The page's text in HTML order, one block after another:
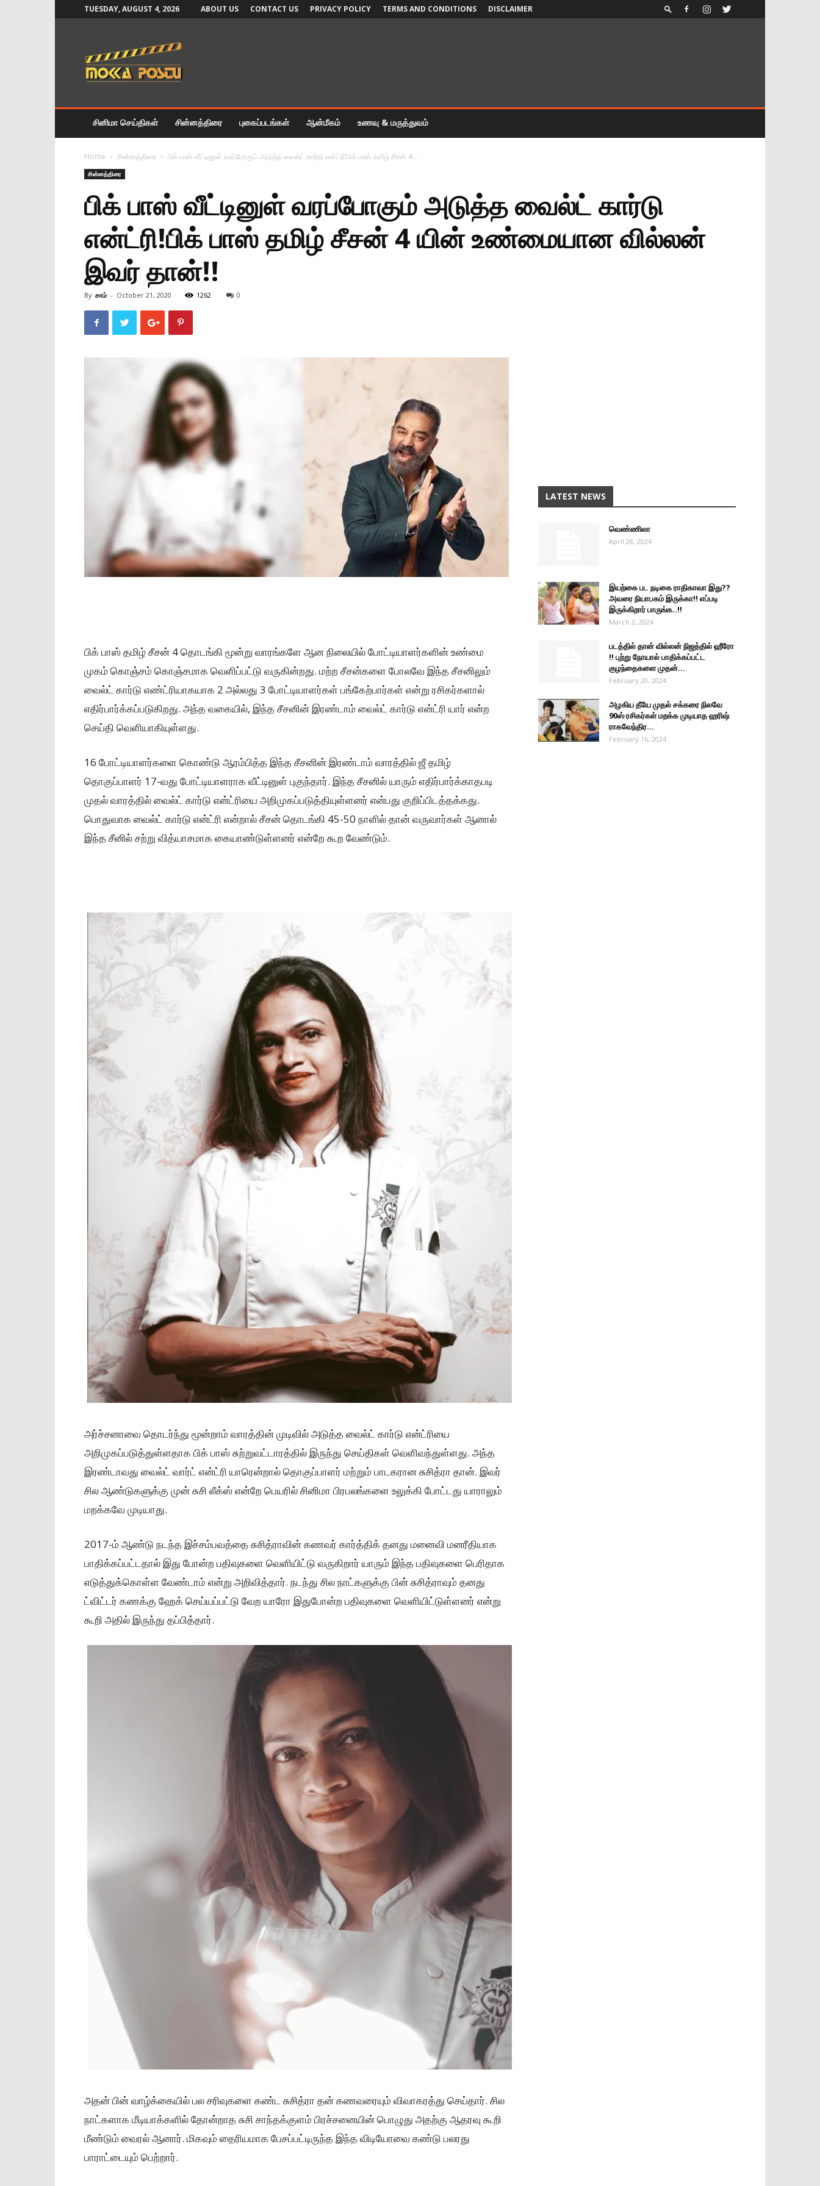
TUESDAY, AUGUST 4, 2026 ABOUT US CONTACT US PRIVACY POLICY TERMS AND CONDITIONS DISCLAIMER
Postu
News
சினிமா செய்திகள் சின்னத்திரை புகைப்படங்கள் ஆன்மீகம் உணவு & மருத்துவம்
Home சின்னத்திரை பிக் பாஸ் வீட்டினுள் வரப்போகும் அடுத்த வைல்ட் கார்டு என்ட்ரி!பிக் பாஸ் தமிழ் சீசன் 4...
சின்னத்திரை
பிக் பாஸ் வீட்டினுள் வரப்போகும் அடுத்த வைல்ட் கார்டு
என்ட்ரி!பிக் பாஸ் தமிழ் சீசன் 4 யின் உண்மையான வில்லன்
இவர் தான்!!
By சாம் - October 21, 2020 1262 0
பிக் பாஸ் தமிழ் சீசன் 4 தொடங்கி மூன்று வாரங்களே ஆன நிலையில் போட்டியாளர்களின் உண்மை
முகம் கொஞ்சம் கொஞ்சமாக வெளிப்பட்டு வருகின்றது. மற்ற சீசன்களை போலவே இந்த சீசனிலும்
வைல்ட் கார்டு எண்ட்ரியாகயாக 2 அல்லது 3 போட்டியாளர்கள் பங்கேற்பார்கள் என்று ரசிகர்களால்
எதிர்பார்க்கப்படுகிறது. அந்த வகையில், இந்த சீசனின் இரண்டாம் வைல்ட் கார்டு என்ட்ரி யார் என்ற
செய்தி வெளியாகியுள்ளது.
16 போட்டியாளர்களை கொண்டு ஆரம்பித்த இந்த சீசனின் இரண்டாம் வாரத்தில் ஜீ தமிழ்
தொகுப்பாளர் 17-வது போட்டியாளராக வீட்டினுள் புகுந்தார். இந்த சீசனில் யாரும் எதிர்பார்க்காதபடி
முதல் வாரத்தில் வைல்ட் கார்டு என்ட்ரியை அறிமுகப்படுத்தியுள்ளனர் என்பது குறிப்பிடத்தக்கது.
பொதுவாக வைல்ட் கார்டு என்ட்ரி என்றால் சீசன் தொடங்கி 45-50 நாளில் தான் வருவார்கள் ஆனால்
இந்த சீனில் சற்று வித்யாசமாக கையாண்டுள்ளனர் என்றே கூற வேண்டும்.
அர்ச்சனாவை தொடர்ந்து மூன்றாம் வாரத்தின் முடிவில் அடுத்த வைல்ட் கார்டு என்ட்ரியை
அறிமுகப்படுத்துள்ளதாக பிக் பாஸ் சுற்றுவட்டாரத்தில் இருந்து செய்திகள் வெளிவந்துள்ளது. அந்த
இரண்டாவது வைல்ட் வார்ட் என்ட்ரி யாரென்றால் தொகுப்பாளர் மற்றும் பாடகரான சுசித்ரா தான். இவர்
சில ஆண்டுகளுக்கு முன் சுசி லீக்ஸ் என்றே பெயரில் சினிமா பிரபலங்களை உலுக்கி போட்டது யாராலும்
மறக்கவே முடியாது.
2017-ம் ஆண்டு நடந்த இச்சம்பவத்தை சுசித்ராவின் கணவர் கார்த்திக் தனது மனைவி மனரீதியாக
பாதிக்கப்பட்டதால் இது போன்ற பதிவுகளை வெளியிட்டு வருகிறார் யாரும் இந்த பதிவுகளை பெரிதாக
எடுத்துக்கொள்ள வேண்டாம் என்று அறிவித்தார். நடந்து சில நாட்களுக்கு பின் சுசித்ராவும் தனது
ட்விட்டர் கணக்கு ஹேக் செய்யப்பட்டு வேற யாரோ இதுபோன்ற பதிவுகளை வெளியிட்டுள்ளனர் என்று
கூறி அதில் இருந்து தப்பித்தார்.
அதன் பின் வாழ்க்கையில் பல சரிவுகளை கண்ட சுசித்ரா தன் கணவரையும் விவாகரத்து செய்தார். சில
நாட்களாக மீடியாக்களில் தோன்றாத சுசி சாந்தக்குளம் பிரச்சனையின் பொழுது அதற்கு ஆதரவு கூறி
மீண்டும் வைரல் ஆனார். மிகவும் தைரியமாக பேசப்பட்டிருந்த இந்த விடியோவை கண்டு பலரது
பாராட்டையும் பெற்றார்.
LATEST NEWS
வெண்ணிலா
April 28, 2024
இயற்கை பட நடிகை ராதிகாவா இது??
அவரை நியாபகம் இருக்கா!! எப்படி
இருக்கிறார் பாருங்க..!!
March 2, 2024
படத்தில் தான் வில்லன் நிஜத்தில் ஹீரோ
!! புற்று நோயால் பாதிக்கப்பட்ட
குழந்தைகளை முதன்...
February 20, 2024
அழகிய தீயே முதல் சக்கரை நிலவே
90ஸ் ரசிகர்கள் மறக்க முடியாத ஹரிஷ்
ராகவேந்திர...
February 16, 2024